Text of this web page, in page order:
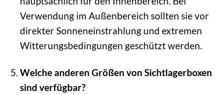
Verwendung im Außenbereich sollten sie vor
direkter Sonneneinstrahlung und extremen
Witterungsbedingungen geschützt werden.
Welche anderen Größen von Sichtlagerboxen
sind verfügbar?